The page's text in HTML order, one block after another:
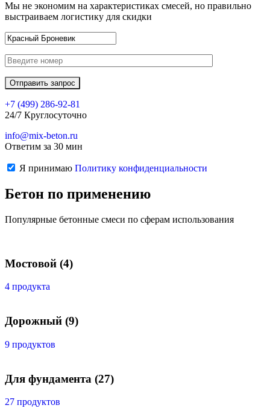
Мы не экономим на характеристиках смесей, но правильно
выстраиваем логистику для скидки
+7 (499) 286-92-81
24/7 Круглосуточно
info@mix-beton.ru
Ответим за 30 мин
Я принимаю Политику конфиденциальности
Бетон по применению
Популярные бетонные смеси по сферам использования
Мостовой (4)
4 продукта
Дорожный (9)
9 продуктов
Для фундамента (27)
27 продуктов